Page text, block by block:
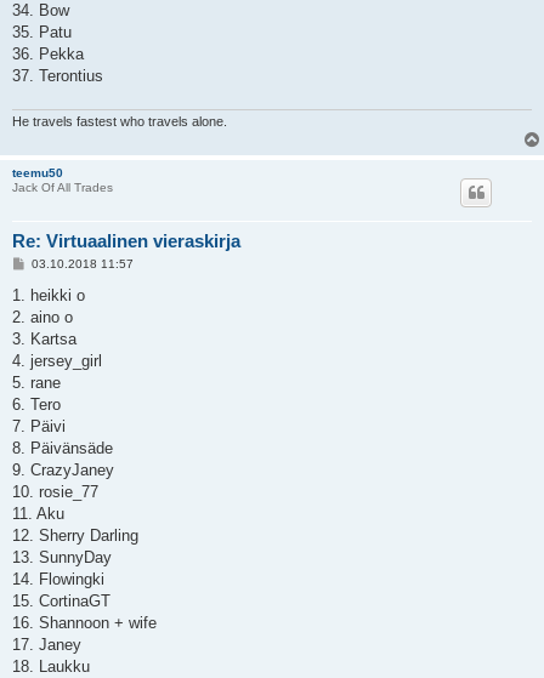
34. Bow
35. Patu
36. Pekka
37. Terontius
He travels fastest who travels alone.
teemu50
Jack Of All Trades
Re: Virtuaalinen vieraskirja
V
e
03.10.2018 11:57
1. heikki o
2. aino o
3. Kartsa
4. jersey_girl
5. rane
6. Tero
7. Päivi
8. Päivänsäde
9. CrazyJaney
10. rosie_77
11. Aku
12. Sherry Darling
13. SunnyDay
14. Flowingki
15. CortinaGT
16. Shannoon + wife
17. Janey
18. Laukku